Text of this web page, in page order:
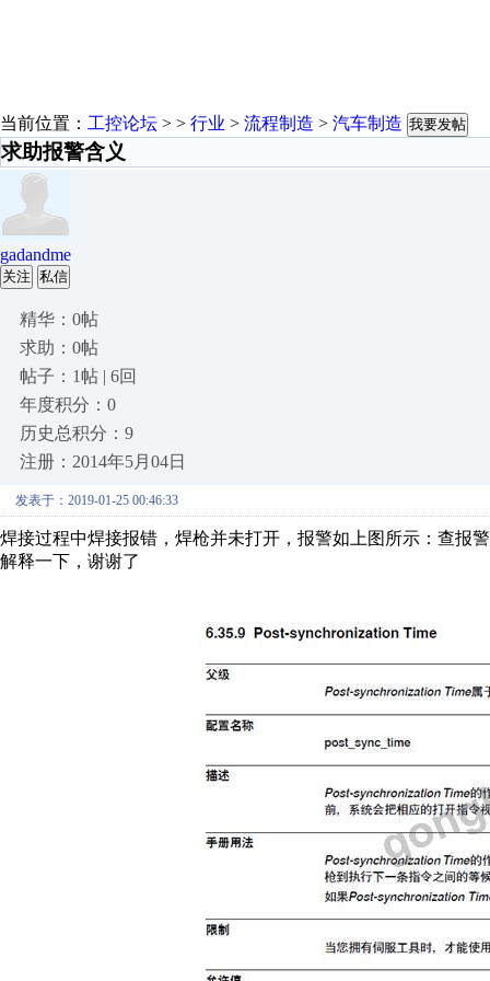
当前位置： 工控论坛 > > 行业 > 流程制造 > 汽车制造 我要发帖
求助报警含义
gadandme
关注 私信
精华：0帖
求助：0帖
帖子：1帖 | 6回
年度积分：0
历史总积分：9
注册：2014年5月04日
发表于：2019-01-25 00:46:33
焊接过程中焊接报错，焊枪并未打开，报警如上图所示：查报
解释一下，谢谢了